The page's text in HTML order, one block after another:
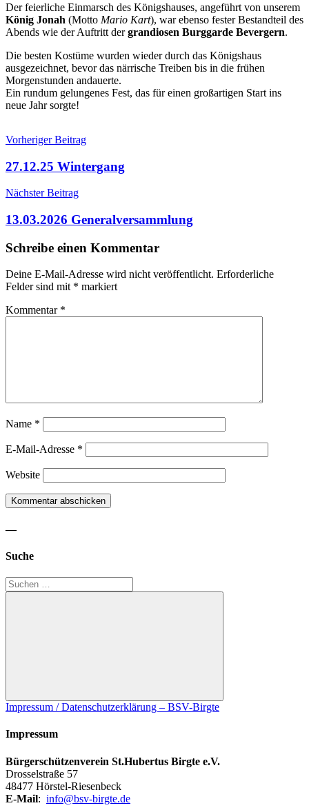
Der feierliche Einmarsch des Königshauses, angeführt von unserem
König Jonah (Motto Mario Kart), war ebenso fester Bestandteil des
Abends wie der Auftritt dergrandiosen Burggarde Bevergern.
Die besten Kostüme wurden wieder durch das Königshaus
ausgezeichnet, bevor das närrische Treiben bis in die frühen
Morgenstunden andauerte.
Ein rundum gelungenes Fest, das für einen großartigen Start ins
neue Jahr sorgte!
Beitragsnavigation
Vorheriger Beitrag
27.12.25 Wintergang
Nächster Beitrag
13.03.2026 Generalversammlung
Schreibe einen Kommentar
Deine E-Mail-Adresse wird nicht veröffentlicht. Erforderliche
Felder sind mit * markiert
Kommentar *
Name *
E-Mail-Adresse *
Website
—
Suche
Suchen
nach:
Suchen
Impressum / Datenschutzerklärung – BSV-Birgte:
Impressum
Bürgerschützenverein St.Hubertus Birgte e.V.
Drosselstraße 57
48477 Hörstel-Riesenbeck
E-Mail: info@bsv-birgte.de